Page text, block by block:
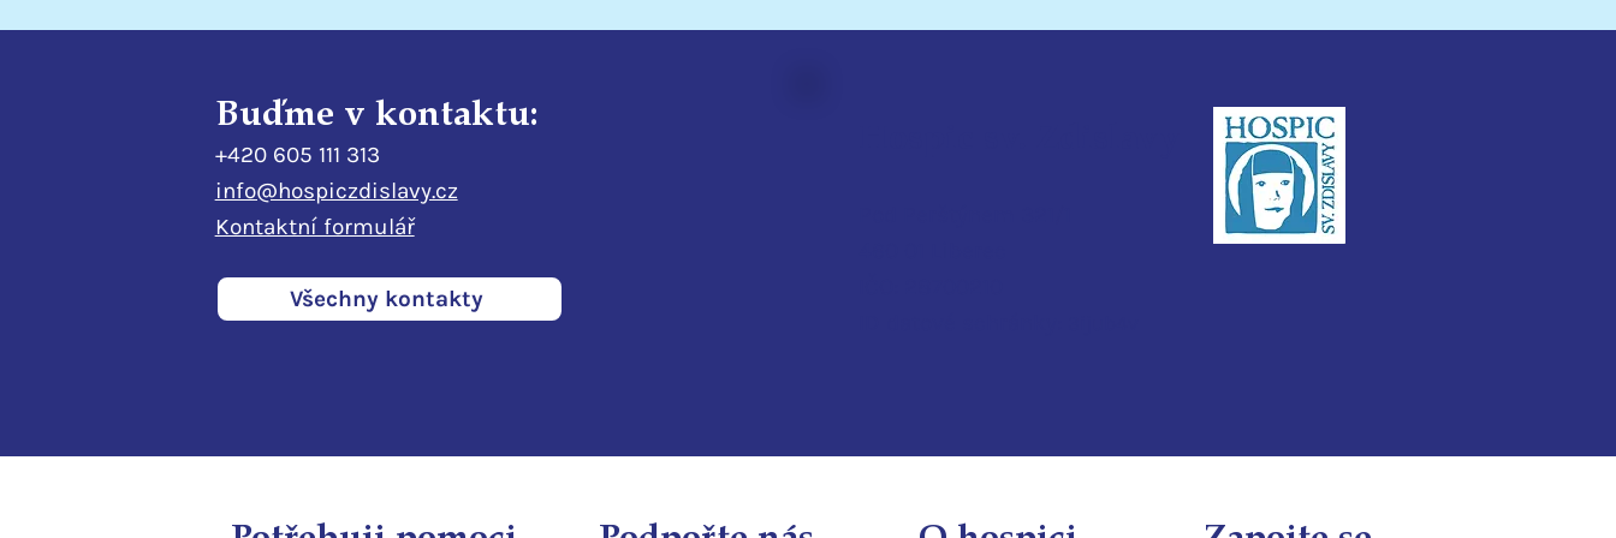
Buďme v kontaktu:
+420 605 111 313
info@hospiczdislavy.cz
Kontaktní formulář
Všechny kontakty